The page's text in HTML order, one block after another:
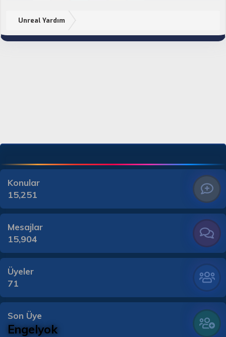
Unreal Yardım
Konular
15,251
Mesajlar
15,904
Üyeler
71
Son Üye
Engelyok